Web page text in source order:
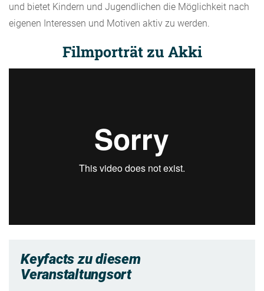
und bietet Kindern und Jugendlichen die Möglichkeit nach
eigenen Interessen und Motiven aktiv zu werden.
Filmporträt zu Akki
Keyfacts zu diesem
Veranstaltungsort